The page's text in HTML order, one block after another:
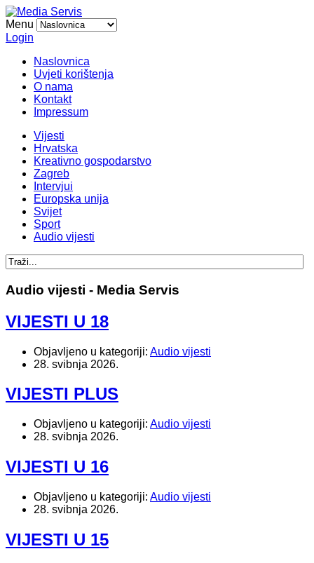
Menu
Login
Naslovnica
Uvjeti korištenja
O nama
Kontakt
Impressum
Vijesti
Hrvatska
Kreativno gospodarstvo
Zagreb
Intervjui
Europska unija
Svijet
Sport
Audio vijesti
Audio vijesti - Media Servis
VIJESTI U 18
Objavljeno u kategoriji: Audio vijesti
28. svibnja 2026.
VIJESTI PLUS
Objavljeno u kategoriji: Audio vijesti
28. svibnja 2026.
VIJESTI U 16
Objavljeno u kategoriji: Audio vijesti
28. svibnja 2026.
VIJESTI U 15